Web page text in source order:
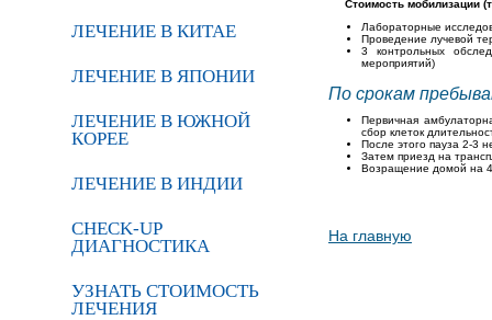
ЛЕЧЕНИЕ В КИТАЕ
ЛЕЧЕНИЕ В ЯПОНИИ
ЛЕЧЕНИЕ В ЮЖНОЙ
КОРЕЕ
ЛЕЧЕНИЕ В ИНДИИ
CHECK-UP
ДИАГНОСТИКА
УЗНАТЬ СТОИМОСТЬ
ЛЕЧЕНИЯ
Стоимость мобилизации
Лабораторные
Проведение лучевой
3 контрольных
мероприятий)
По срокам
Первичная
сбор клеток
После этого пауза 2-3
Затем приезд на
Возращение домой на
На главную